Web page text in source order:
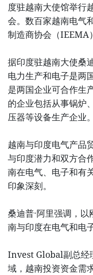
度驻越南大使馆举行
会。数百家越南电气
制造商协会（IEEMA
据印度驻越南大使桑
电力生产和电子是两
是两国企业可合作生
的企业包括从事锅炉
压器等设备生产企业。
越南与印度电气产品
与印度潜力和双方合
南在电气、电子和有
印象深刻。
桑迪普·阿里强调，
南与印度在电气和电
Invest Global副总经
域，越南投资资金需